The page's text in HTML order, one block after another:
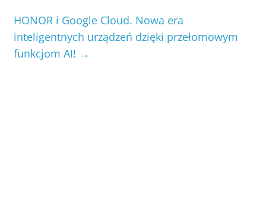
HONOR i Google Cloud. Nowa era
inteligentnych urządzeń dzięki przełomowym
funkcjom AI! →